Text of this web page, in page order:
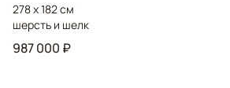
278 x 182 см
шерсть и шелк
987 000 ₽